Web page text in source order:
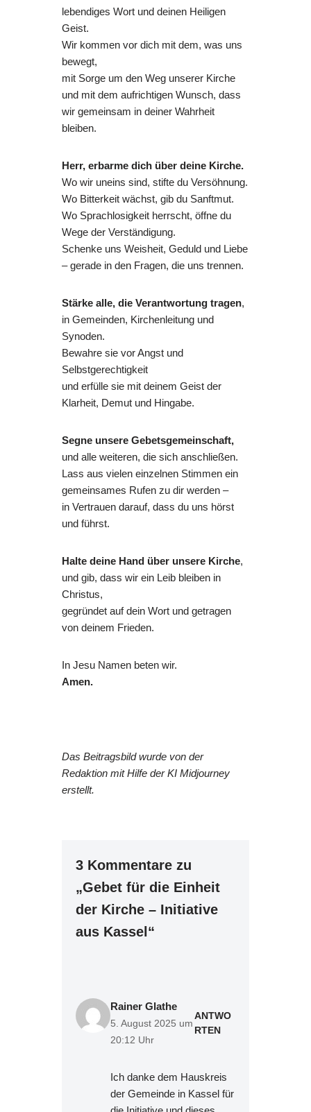
lebendiges Wort und deinen Heiligen
Geist.
Wir kommen vor dich mit dem, was uns
bewegt,
mit Sorge um den Weg unserer Kirche
und mit dem aufrichtigen Wunsch, dass
wir gemeinsam in deiner Wahrheit
bleiben.
Herr, erbarme dich über deine Kirche.
Wo wir uneins sind, stifte du Versöhnung.
Wo Bitterkeit wächst, gib du Sanftmut.
Wo Sprachlosigkeit herrscht, öffne du
Wege der Verständigung.
Schenke uns Weisheit, Geduld und Liebe
– gerade in den Fragen, die uns trennen.
Stärke alle, die Verantwortung tragen,
in Gemeinden, Kirchenleitung und
Synoden.
Bewahre sie vor Angst und
Selbstgerechtigkeit
und erfülle sie mit deinem Geist der
Klarheit, Demut und Hingabe.
Segne unsere Gebetsgemeinschaft,
und alle weiteren, die sich anschließen.
Lass aus vielen einzelnen Stimmen ein
gemeinsames Rufen zu dir werden –
in Vertrauen darauf, dass du uns hörst
und führst.
Halte deine Hand über unsere Kirche,
und gib, dass wir ein Leib bleiben in
Christus,
gegründet auf dein Wort und getragen
von deinem Frieden.
In Jesu Namen beten wir.
Amen.
Das Beitragsbild wurde von der
Redaktion mit Hilfe der KI Midjourney
erstellt.
3 Kommentare zu
„Gebet für die Einheit
der Kirche – Initiative
aus Kassel“
Rainer Glathe
5. August 2025 um
20:12 Uhr
ANTWO
RTEN
Ich danke dem Hauskreis
der Gemeinde in Kassel für